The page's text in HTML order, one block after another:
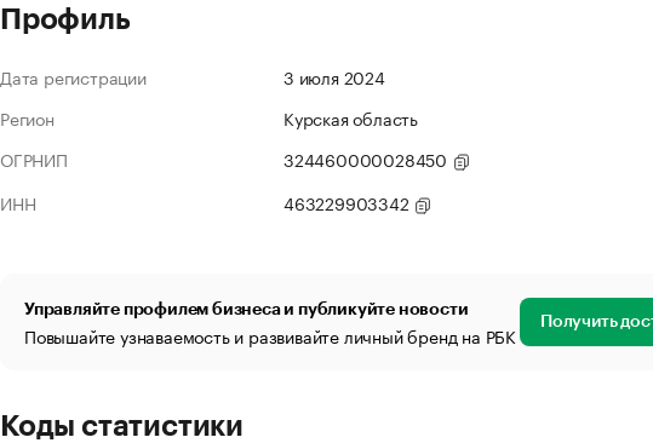
Профиль
Дата регистрации
3 июля 2024
Регион
Курская область
ОГРНИП
324460000028450
ИНН
463229903342
Управляйте профилем бизнеса и публикуйте новости
Повышайте узнаваемость и развивайте личный бренд на РБК Получить
Коды статистики